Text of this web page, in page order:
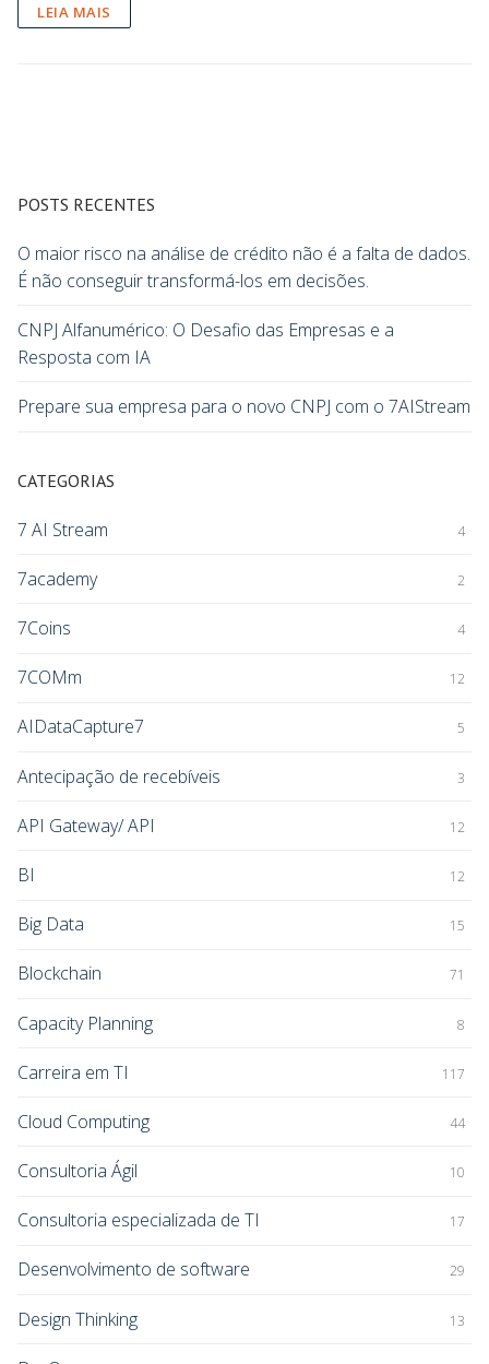
LEIA MAIS
POSTS RECENTES
O maior risco na análise de crédito não é a falta de dados.
É não conseguir transformá-los em decisões.
CNPJ Alfanumérico: O Desafio das Empresas e a
Resposta com IA
Prepare sua empresa para o novo CNPJ com o 7AIStream
CATEGORIAS
7 AI Stream 4
7academy 2
7Coins 4
7COMm 12
AIDataCapture7 5
Antecipação de recebíveis 3
API Gateway/ API 12
BI 12
Big Data 15
Blockchain 71
Capacity Planning 8
Carreira em TI 117
Cloud Computing 44
Consultoria Ágil 10
Consultoria especializada de TI 17
Desenvolvimento de software 29
Design Thinking 13